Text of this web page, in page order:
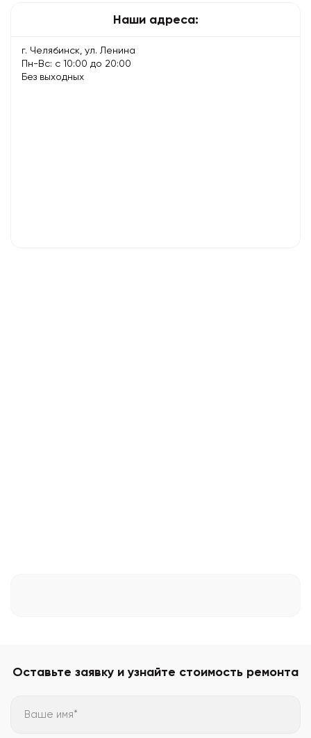
Наши адреса:
г. Челябинск, ул. Ленина
Пн-Вс: с 10:00 до 20:00
Без выходных
Оставьте заявку и узнайте стоимость ремонта
Ваше имя*